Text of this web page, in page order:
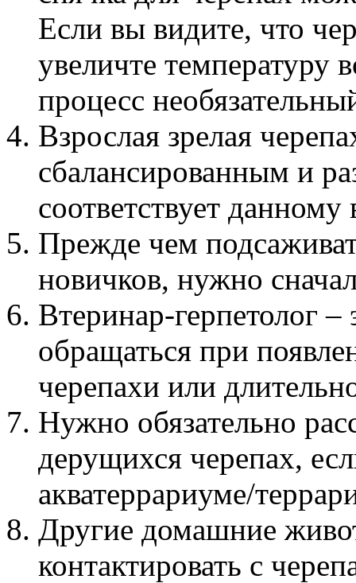
Если вы видите, что
увеличте температуру
процесс
Взрослая зрелая
сбалансированным и
соответствует данному
Прежде чем
новичков, нужно
Втеринар-герпетолог
обращаться при
черепахи или
Нужно обязательно
дерущихся черепах,
акватеррариуме/
Другие домашние
контактировать с